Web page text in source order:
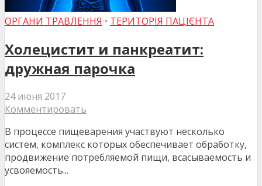
ОРГАНИ ТРАВЛЕННЯ • ТЕРИТОРІЯ ПАЦІЄНТА
Холецистит и панкреатит:
дружная парочка
24 июня 2017
Комментировать
В процессе пищеварения участвуют несколько
систем, комплекс которых обеспечивает обработку,
продвижение потребляемой пищи, всасываемость и
усвояемость...